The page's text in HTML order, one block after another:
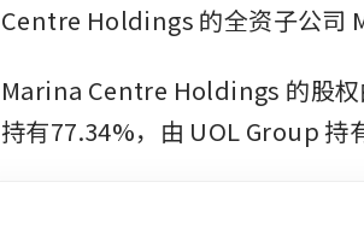
Centre Holdings 的全资子公司
Marina Centre Holdings 的股
持有77.34%，由 UOL Group 持